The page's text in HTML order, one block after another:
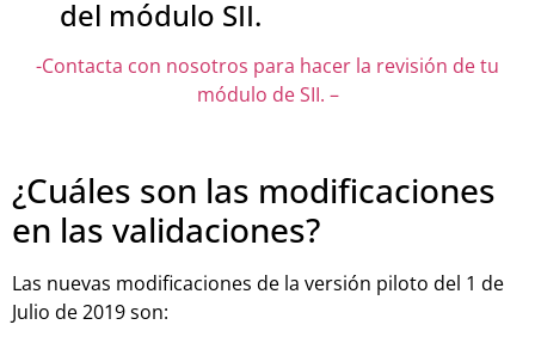
del módulo SII.
-Contacta con nosotros para hacer la revisión de tu
módulo de SII. –
¿Cuáles son las modificaciones
en las validaciones?
Las nuevas modificaciones de la versión piloto del 1 de
Julio de 2019 son: